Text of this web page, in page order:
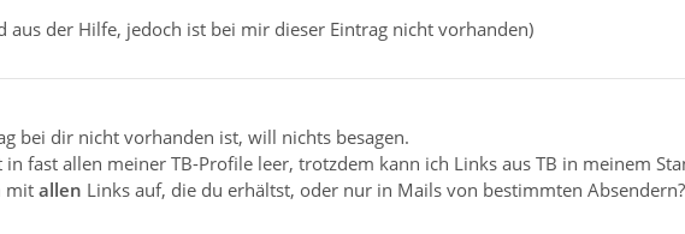
print.printer_Canon_MP550_series.print_footercenter
aus der Hilfe, jedoch ist bei mir dieser Eintrag nicht vorhanden)
bei dir nicht vorhanden ist, will nichts besagen.
in fast allen meiner TB-Profile leer, trotzdem kann ich Links aus TB in meinem
mitallen Links auf, die du erhältst, oder nur in Mails von bestimmten Absendern?